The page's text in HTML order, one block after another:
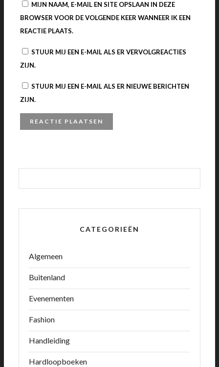
MIJN NAAM, E-MAIL EN SITE OPSLAAN IN DEZE
BROWSER VOOR DE VOLGENDE KEER WANNEER IK EEN
REACTIE PLAATS.
STUUR MIJ EEN E-MAIL ALS ER VERVOLGREACTIES
ZIJN.
STUUR MIJ EEN E-MAIL ALS ER NIEUWE BERICHTEN
ZIJN.
CATEGORIEËN
Algemeen
Buitenland
Evenementen
Fashion
Handleiding
Hardloopboeken